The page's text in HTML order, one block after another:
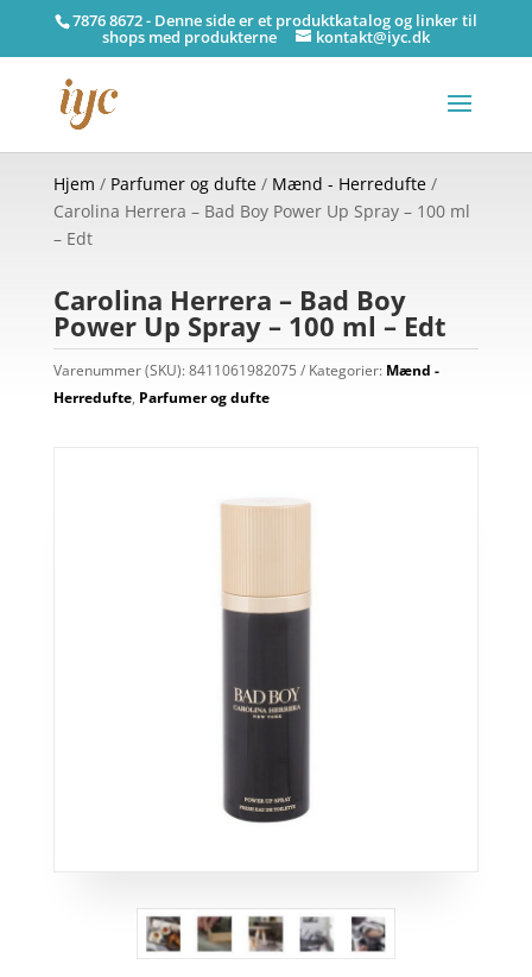
7876 8672 - Denne side er et produktkatalog og linker til
shops med produkterne kontakt@iyc.dk
Hjem / Parfumer og dufte/ Mænd - Herredufte/
Carolina Herrera – Bad Boy Power Up Spray – 100 ml
– Edt
Carolina Herrera – Bad Boy
Power Up Spray – 100 ml – Edt
Varenummer (SKU):8411061982075 Kategorier: Mænd -
Herredufte, Parfumer og dufte